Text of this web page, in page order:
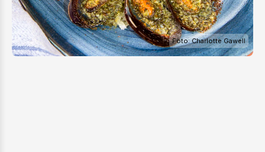
Foto: Charlotte Gawell